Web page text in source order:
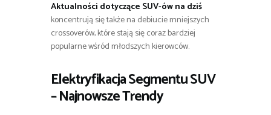
Aktualności dotyczące SUV-ów na dziś
koncentrują się także na debiucie mniejszych
crossoverów, które stają się coraz bardziej
popularne wśród młodszych kierowców.
Elektryfikacja Segmentu SUV
– Najnowsze Trendy